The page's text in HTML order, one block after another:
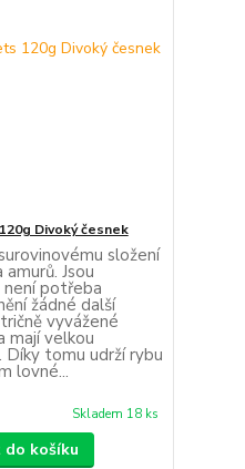
Divoký česnek
složení
Jsou
potřeba
žádné další
vyvážené
mají velkou
tomu udrží rybu
lovné...
Skladem 18 ks
do košíku